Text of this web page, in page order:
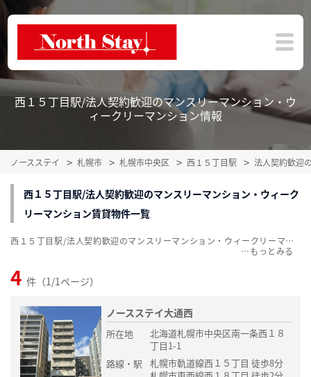
西１５丁目駅/法人契約歓迎のマンスリーマンション・ウ
ィークリーマンション情報
ノースステイ 札幌市 札幌市中央区 西１５丁目駅 法人契約歓迎
西１５丁目駅/法人契約歓迎のマンスリーマンション・ウィーク
リーマンション賃貸物件一覧
4 件（1/1ページ）
ノースステイ大通西
所在地
北海道札幌市中央区南一条西１８
丁目1-1
路線・駅
札幌市軌道線西１５丁目 徒歩8分
西１５丁目駅/法人契約歓迎のマンスリーマンション・ウィークリーマンション賃貸物件一覧を掲載中。敷金・礼金無料、家具・家電付をご紹介。こだわり条件での絞込みも簡単！
…